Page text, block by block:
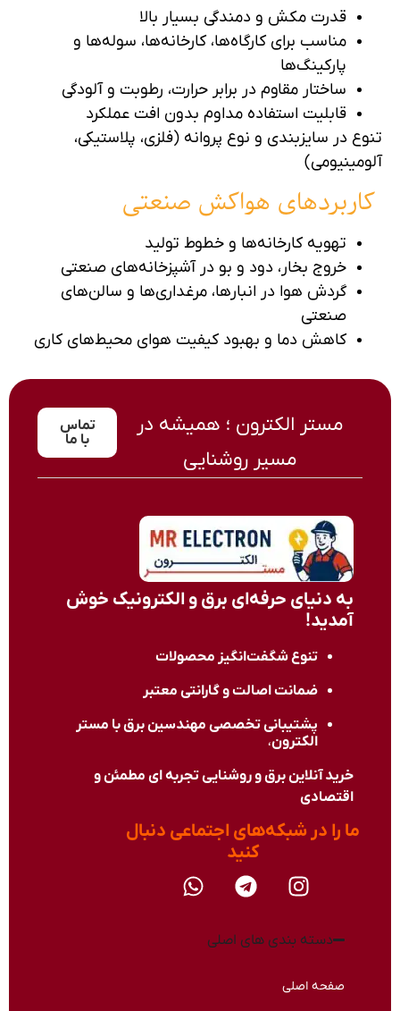
قدرت مکش و دمندگی بسیار بالا
مناسب برای کارگاه‌ها، کارخانه‌ها، سوله‌ها و
پارکینگ‌ها
ساختار مقاوم در برابر حرارت، رطوبت و آلودگی
قابلیت استفاده مداوم بدون افت عملکرد
تنوع در سایزبندی و نوع پروانه (فلزی، پلاستیکی،
آلومینیومی)
کاربردهای هواکش صنعتی
تهویه کارخانه‌ها و خطوط تولید
خروج بخار، دود و بو در آشپزخانه‌های صنعتی
گردش هوا در انبارها، مرغداری‌ها و سالن‌های
صنعتی
کاهش دما و بهبود کیفیت هوای محیط‌های کاری
مستر الکترون ؛ همیشه در
مسیر روشنایی
تماس
با ما
به دنیای حرفه‌ای برق و الکترونیک خوش
آمدید!
تنوع شگفت‌انگیز محصولات
ضمانت اصالت و گارانتی معتبر
پشتیبانی تخصصی مهندسین برق با مستر
الکترون،
خرید آنلاین برق و روشنایی تجربه ای مطمئن و
اقتصادی
ما را در شبکه‌های اجتماعی دنبال
کنید​
دسته بندی های اصلی
صفحه اصلی